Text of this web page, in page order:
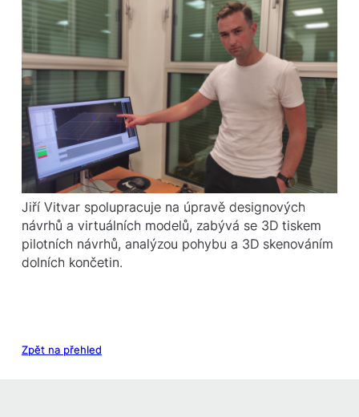
Jiří Vitvar spolupracuje na úpravě designových
návrhů a virtuálních modelů, zabývá se 3D tiskem
pilotních návrhů, analýzou pohybu a 3D skenováním
dolních končetin.
Zpět na přehled